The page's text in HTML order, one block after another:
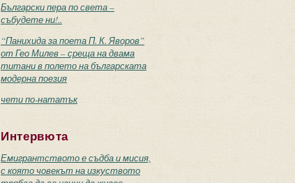
Български пера по света –
събудете ни!..
“Панихида за поета П. К. Яворов”
от Гео Милев – среща на двама
титани в полето на българската
модерна поезия
чети по-нататък
Интервюта
Емигрантството е съдба и мисия,
с която човекът на изкуството